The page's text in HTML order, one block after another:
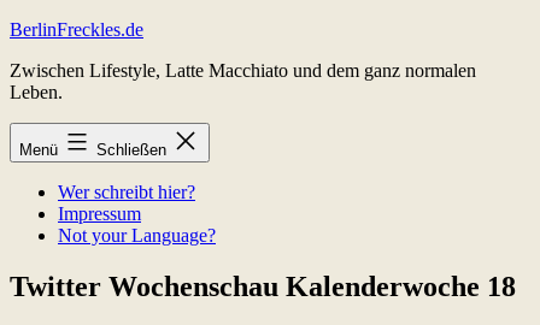
Zum
springen
BerlinFreckles.de
Zwischen Lifestyle, Latte Macchiato und dem ganz normalen
Leben.
Menü Schließen
Wer schreibt hier?
Impressum
Not your Language?
Twitter Wochenschau Kalenderwoche 18